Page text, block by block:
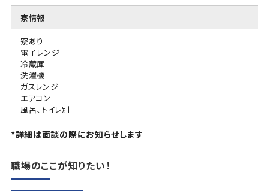
寮情報
寮あり
電子レンジ
冷蔵庫
洗濯機
ガスレンジ
エアコン
風呂、トイレ別
*詳細は面談の際にお知らせします
職場のここが知りたい！